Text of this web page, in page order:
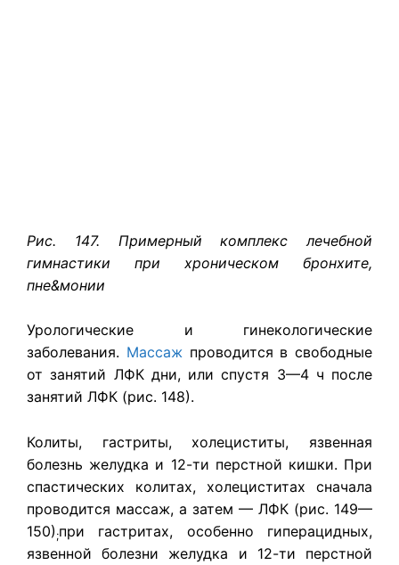
Рис. 147. Примерный комплекс лечебной
гимнастики при хроническом бронхите,
пне&монии
Урологические и гинекологические
заболевания. Массажпроводится в свободные
от занятий ЛФК дни, или спустя 3—4 ч после
занятий ЛФК (рис. 148).
Колиты, гастриты, холециститы, язвенная
болезнь желудка и 12-ти перстной кишки. При
спастических колитах, холециститах сначала
проводится массаж, а затем — ЛФК (рис. 149—
150) ;при гастритах, особенно гиперацидных,
язвенной болезни желудка и 12-ти перстной